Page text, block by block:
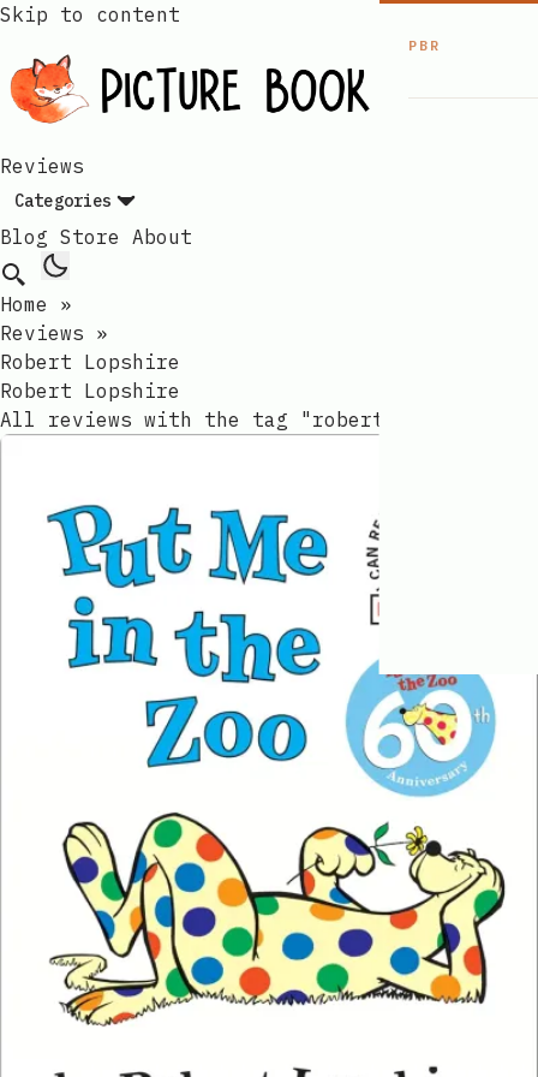
Skip to content
Reviews
Categories
Blog Store About
PBR
Home
»
Reviews »
Robert Lopshire
Robert Lopshire​​​​‌ ‍ ​‍​‍‌‍ ‌ ​‍‌‍‍‌‌‍‌ ‌‍‍‌‌‍ ‍​‍​‍​ ‍‍​‍​‍‌ ​ ‌‍​‌‌‍ ‍‌‍‍‌‌ ‌​‌ ‍‌​‍ ‍‌‍‍‌‌‍ ​‍​‍​‍ ​​‍​‍‌‍‍​‌ ​‍‌‍‌‌‌‍‌‍​‍​‍​ ‍‍​‍​‍‌‍‍​‌ ‌​‌ ‌​‌ ​​‌ ​ ​ ‍‍​‍ ​‍ ‌ ​​‌‍‍‌‌‍​ ‌ ‌​‌ ‌‌‌ ​‍‌‍‌‌‌‍​‍‌‍ ‌‍ ‌‍‍ ‌ ​‍‌‍‌‌‌ ‌‍‌‍‍‌‌‍‌‌‌ ‌ ​‍ ‍‌ ​ ‌‍​‌‌‍ ‍‌‍‍‌‌ ‌​‌ ‍‌​‍ ‍‌ ​ ‌ ‌​‌ ‌‌‌‍‌​‌‍‍‌‌‍ ​‍ ‌‍‍‌‌‍ ‍‌ ‌​‌‍‌‌‌‍ ‍‌ ‌​​‍ ‌‍‌‌‌‍‌​‌‍‍‌‌ ‌​​‍ ‌‍ ‌‌‍ ‌‍‌​‌‍‌‌​ ‌‌ ​​‌ ​‍‌‍‌‌‌ ​ ‌‍‌‌‌‍ ‍‌ ‌​‌‍​‌‌ ‌​‌‍‍‌‌‍ ‌‍ ‍​ ‍ ‌‍‍‌‌‍‌​​ ‌‌‍ ‌‌​ ‌ ‌‍​ ‍‌​ ​‍‌ ​ ‌​ ​‌‌‍‌‌ ​​‌ ​ ‌‌‌ ‌‍‌‍​ ‌‌‌ ​‍​ ‌‍‌‌‌​‌​‍ ‌ ‍​‌ ​ ‌‍ ​ ‍‌​ ‌​​ ‍ ‌ ‌​‌ ‍‌‌ ​​‌‍‌‌​ ‌‌ ‌​‌‍​‌‌‍‌ ​ ‍ ‌ ​​‌‍​‌‌ ‌​‌‍‍​​ ‌‌‍ ‍‌‍​‌‌‍ ‌‌‍‌‌​ ‌‍​‍‌‍​‌‌ ​ ‌‍‌‌‌‌‌‌‌ ​‍‌‍ ​​ ‌‌‍‍​‌ ‌​‌ ‌​‌ ​​‌ ​ ​‍‌‌​ ​ ‌​​‌​‍‌‌​ ​‍‌​‌‍​‍‌‌​ ​‍‌​‌‍‌ ​​‌‍‍‌‌‍​ ‌ ‌​‌ ‌‌‌ ​‍‌‍‌‌‌‍​‍‌‍ ‌‍ ‌‍‍ ‌ ​‍‌‍‌‌‌ ‌‍‌‍‍‌‌‍‌‌‌ ‌ ​‍ ‍‌ ​ ‌‍​‌‌‍ ‍‌‍‍‌‌ ‌​‌ ‍‌​‍ ‍‌ ​ ‌ ‌​‌ ‌‌‌‍‌​‌‍‍‌‌‍ ​‍‌‍‌‍‍‌‌‍‌​​ ‌‌‍ ‌‌​ ‌ ‌‍​ ‍‌​ ​‍‌ ​ ‌​ ​‌‌‍‌‌ ​​‌ ​ ‌‌‌ ‌‍‌‍​ ‌‌‌ ​‍​ ‌‍‌‌‌​‌​‍ ‌ ‍​‌ ​ ‌‍ ​ ‍‌​ ‌​​‍‌‍‌ ‌​‌ ‍‌‌ ​​‌‍‌‌​ ‌‌ ‌​‌‍​‌‌‍‌ ​‍‌‍‌ ​​‌‍​‌‌ ‌​‌‍‍​​ ‌‌‍ ‍‌‍​‌‌‍ ‌‌‍‌‌​‍‌‍‌ ​​‌‍‌‌‌ ​‍‌ ​ ‌ ​​‌‍‌‌‌‍​ ‌ ‌​‌‍‍‌‌ ‌‍‌‍‌‌​ ‌‌ ​​‌ ‌‌‌‍​‍‌‍ ​‌‍‍‌‌ ​ ‌‍‍​‌‍‌‌‌‍‌​​‍​‍‌ ‌
All reviews with the tag "robert-lopshire".